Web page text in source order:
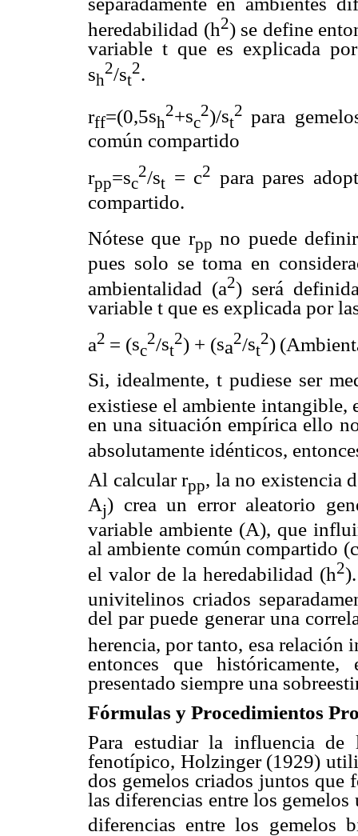
heredabilidad (h2) se define
variable t que es explicada
sh
2/st
2.
rff=(0,5sh
2+sc
2)/st
2 para
común compartido
rpp=sc
2/st = c2 para pares
compartido.
Nótese que rpp no puede
pues solo se toma en
ambientalidad (a2) será
variable t que es explicada por
a2 = (sc
2/st
2) + (sa2/st
2)
Si, idealmente, t pudiese ser
existiese el ambiente intangible,
en una situación empírica ello
absolutamente idénticos,
Al calcular rpp, la no existencia
Aj) crea un error aleatorio
variable ambiente (A), que
al ambiente común compartido
el valor de la heredabilidad (h2
univitelinos criados
del par puede generar una
herencia, por tanto, esa
entonces que
presentado siempre una
Fórmulas y Procedimientos
Para estudiar la influencia de
fenotípico, Holzinger (1929)
dos gemelos criados juntos que
las diferencias entre los
diferencias entre los gemelos